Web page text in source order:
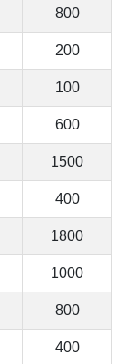
800
200
100
600
1500
400
1800
1000
800
400